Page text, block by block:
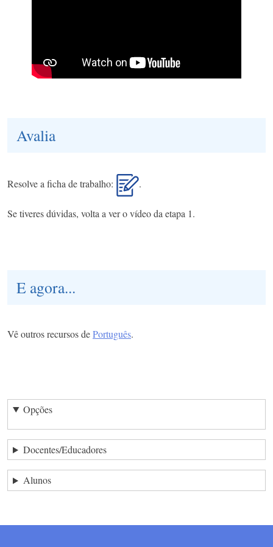
Avalia
Resolve a ficha de trabalho: .
Se tiveres dúvidas, volta a ver o vídeo da etapa 1.
E agora...
Vê outros recursos dePortuguês.
Opções
Docentes/Educadores
Alunos